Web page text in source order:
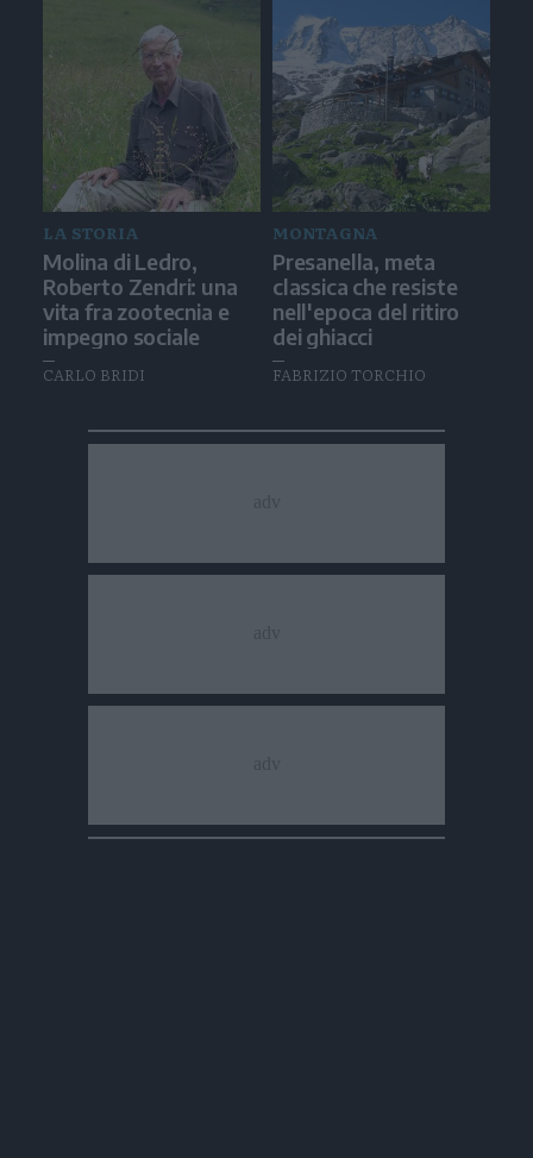
LA STORIA
Molina di Ledro,
Roberto Zendri: una
vita fra zootecnia e
impegno sociale
CARLO BRIDI
MONTAGNA
Presanella, meta
classica che resiste
nell'epoca del ritiro
dei ghiacci
FABRIZIO TORCHIO